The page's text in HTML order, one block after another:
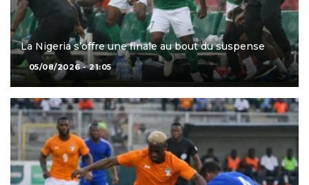
La Nigeria s’offre une finale au bout du suspense
05/08/2026 - 21:05